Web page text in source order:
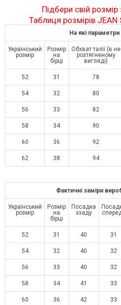
Підбери свій
Таблиця розмірів
На які
Український
розмір
Розмір
на
бірці
Обхват талії (в не
розтягненому
вигляді)
52 31 78
54 32 80
56 33 82
58 34 90
60 36 92
62 38 94
Фактичні заміри
Український
розмір
Розмір
на
бірці
Посадка
ззаду
52 31 40 31
54 32 40 32
56 33 40 32
58 34 41 33
60 36 42 33